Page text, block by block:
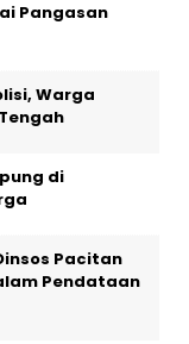
Pangasan
Warga
di
Pacitan
Pendataan